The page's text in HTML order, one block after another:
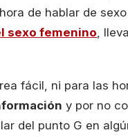
de hablar de
sexo femenino ,
fácil, ni para las
y por no
del punto G en